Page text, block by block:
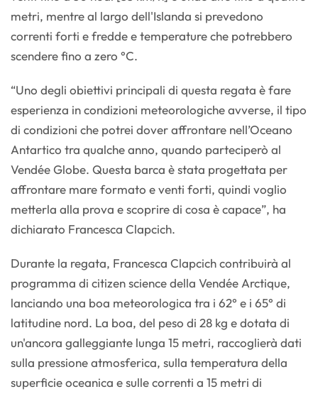
metri, mentre al largo dell'Islanda si prevedono
correnti forti e fredde e temperature che potrebbero
scendere fino a zero °C.
“Uno degli obiettivi principali di questa regata è fare
esperienza in condizioni meteorologiche avverse, il tipo
di condizioni che potrei dover affrontare nell’Oceano
Antartico tra qualche anno, quando parteciperò al
Vendée Globe. Questa barca è stata progettata per
affrontare mare formato e venti forti, quindi voglio
metterla alla prova e scoprire di cosa è capace”, ha
dichiarato Francesca Clapcich.
Durante la regata, Francesca Clapcich contribuirà al
programma di citizen science della Vendée Arctique,
lanciando una boa meteorologica tra i 62° e i 65° di
latitudine nord. La boa, del peso di 28 kg e dotata di
un'ancora galleggiante lunga 15 metri, raccoglierà dati
sulla pressione atmosferica, sulla temperatura della
superficie oceanica e sulle correnti a 15 metri di